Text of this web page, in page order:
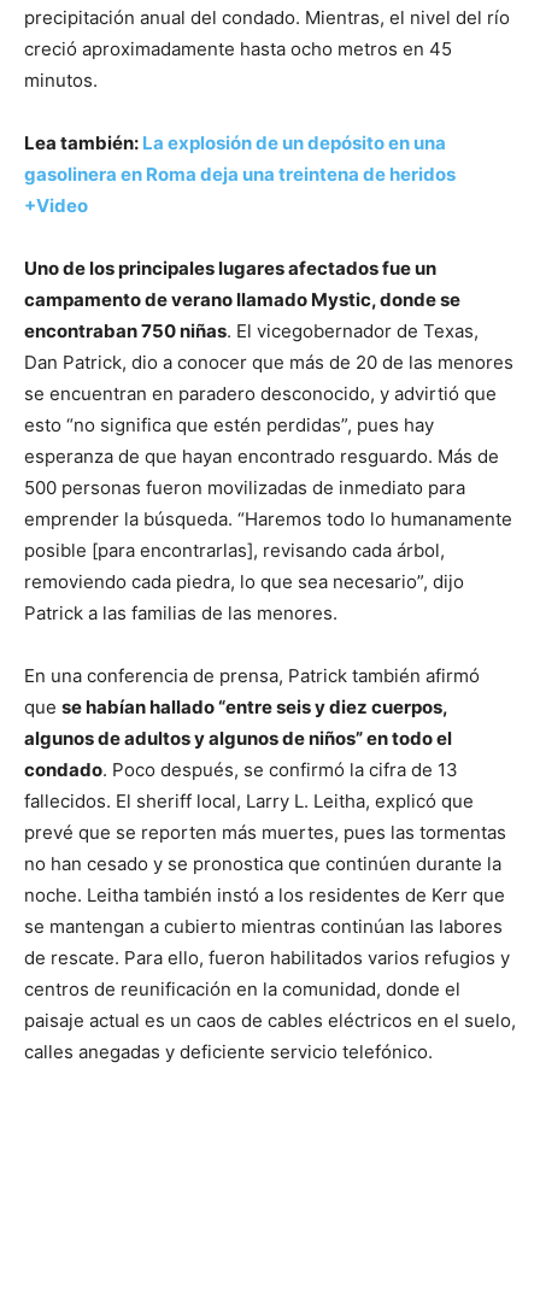
precipitación anual del condado. Mientras, el nivel del río
creció aproximadamente hasta ocho metros en 45
minutos.
Lea también: La explosión de un depósito en una
gasolinera en Roma deja una treintena de heridos
+Video
Uno de los principales lugares afectados fue un
campamento de verano llamado Mystic, donde se
encontraban 750 niñas. El vicegobernador de Texas,
Dan Patrick, dio a conocer que más de 20 de las menores
se encuentran en paradero desconocido, y advirtió que
esto “no significa que estén perdidas”, pues hay
esperanza de que hayan encontrado resguardo. Más de
500 personas fueron movilizadas de inmediato para
emprender la búsqueda. “Haremos todo lo humanamente
posible [para encontrarlas], revisando cada árbol,
removiendo cada piedra, lo que sea necesario”, dijo
Patrick a las familias de las menores.
En una conferencia de prensa, Patrick también afirmó
que se habían hallado “entre seis y diez cuerpos,
algunos de adultos y algunos de niños” en todo el
condado. Poco después, se confirmó la cifra de 13
fallecidos. El sheriff local, Larry L. Leitha, explicó que
prevé que se reporten más muertes, pues las tormentas
no han cesado y se pronostica que continúen durante la
noche. Leitha también instó a los residentes de Kerr que
se mantengan a cubierto mientras continúan las labores
de rescate. Para ello, fueron habilitados varios refugios y
centros de reunificación en la comunidad, donde el
paisaje actual es un caos de cables eléctricos en el suelo,
calles anegadas y deficiente servicio telefónico.